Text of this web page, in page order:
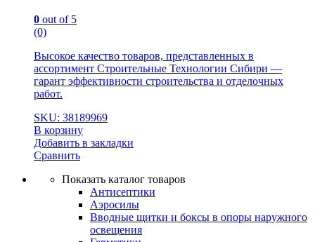
0 out of 5
(0)
Высокое качество товаров, представленных в
ассортимент Строительные Технологии Сибири —
гарант эффективности строительства и отделочных
работ.
SKU: 38189969
В корзину
Добавить в закладки
Сравнить
Показать каталог товаров
Антисептики
Аэросилы
Вводные щитки и боксы в опоры наружного
освещения